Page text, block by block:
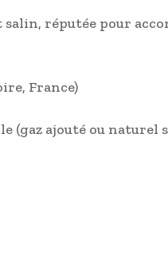
réputée pour
France)
(gaz ajouté ou naturel